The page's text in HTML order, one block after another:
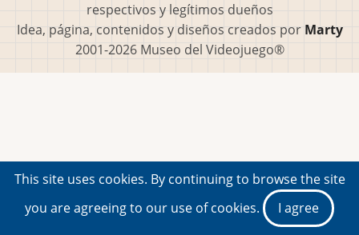
respectivos y legítimos dueños
Idea, página, contenidos y diseños creados por Marty
2001-2026 Museo del Videojuego®
This site uses cookies. By continuing to browse the site
you are agreeing to our use of cookies.
I agree